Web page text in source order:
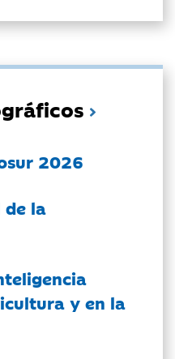
2026
la
y en la